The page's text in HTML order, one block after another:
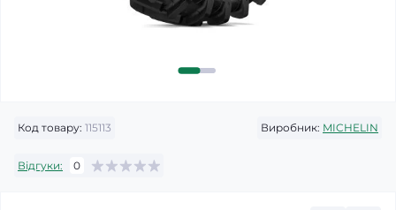
Код товару: 115113 Виробник: MICHELIN
Відгуки: 0